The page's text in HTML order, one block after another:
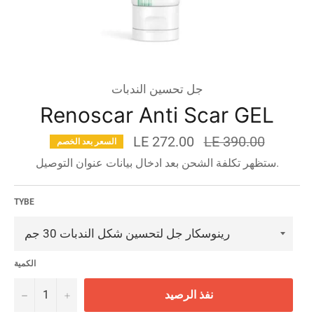
جل تحسين الندبات
Renoscar Anti Scar GEL
السعر بعد الخصم LE 272.00
السعر
قبل
الخصم
LE 390.00
ستظهر تكلفة الشحن بعد ادخال بيانات عنوان التوصيل.
TYBE
الكمية
− + نفذ الرصيد